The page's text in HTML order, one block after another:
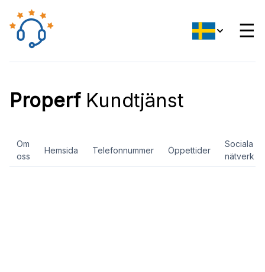
☰
ProperfKundtjänst
Om
oss
Hemsida Telefonnummer Öppettider
Sociala
nätverk